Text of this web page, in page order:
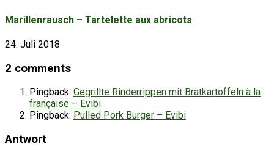
Marillenrausch – Tartelette aux abricots
24. Juli 2018
2 comments
Pingback: Gegrillte Rinderrippen mit Bratkartoffeln à la
française – Evibi
Pingback: Pulled Pork Burger – Evibi
Antwort